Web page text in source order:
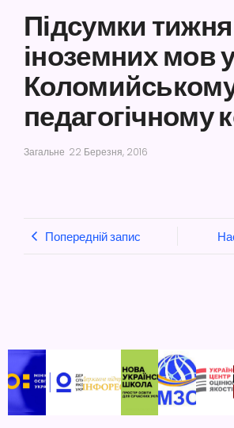
Підсумки тижня
іноземних мов
педагогічному
Загальне 22 Березня, 2016
Попередній запис